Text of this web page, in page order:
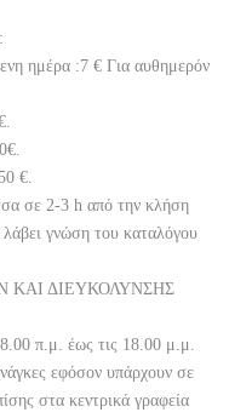
ημέρα :7 € Για αυθημερόν
€.
σε 2-3 h από την κλήση
γνώση του καταλόγου
ΚΑΙ ΔΙΕΥΚΟΛΥΝΣΗΣ
8.00 π.μ. έως τις 18.00 μ.μ.
εφόσον υπάρχουν σε
στα κεντρικά γραφεία